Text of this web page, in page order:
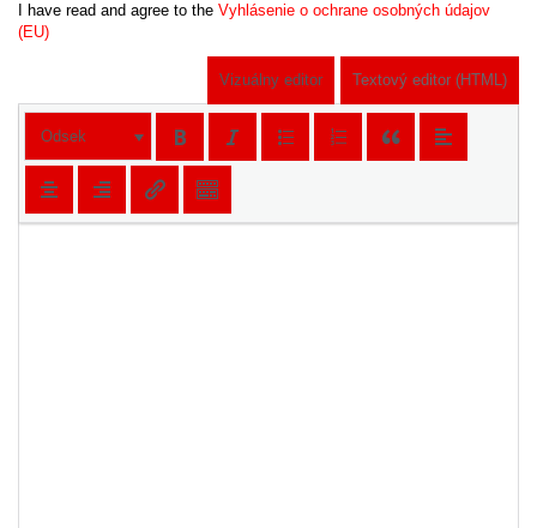
I have read and agree to the Vyhlásenie o ochrane osobných údajov
(EU)
Vizuálny editor Textový editor (HTML)
Odsek